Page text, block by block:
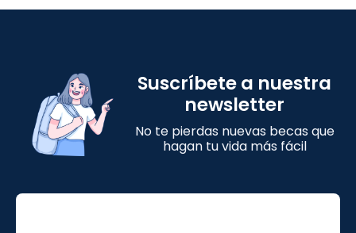
Suscríbete a nuestra
newsletter
No te pierdas nuevas becas que
hagan tu vida más fácil
Email